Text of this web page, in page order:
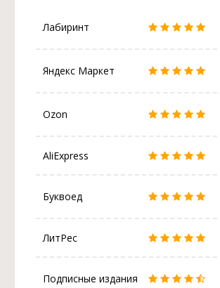
Лабиринт
Яндекс Маркет
Ozon
AliExpress
Буквоед
ЛитРес
Подписные издания